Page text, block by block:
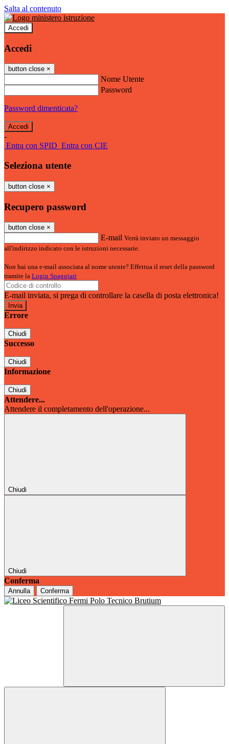
Salta al contenuto
Accedi
Accedi
button close ×
Nome Utente
Password
Password dimenticata?
-
Entra con SPID Entra con CIE
Seleziona utente
button close ×
Recupero password
button close ×
E-mail Verrà inviato un messaggio
all'indirizzo indicato con le istruzioni necessarie.
Non hai una e-mail associata al nome utente? Effettua il reset della password
tramite la Login Spaggiari
E-mail inviata, si prega di controllare la casella di posta elettronica!
Errore
Chiudi
Successo
Chiudi
Informazione
Chiudi
Attendere...
Attendere il completamento dell'operazione...
Chiudi
Chiudi
Conferma
Annulla Conferma